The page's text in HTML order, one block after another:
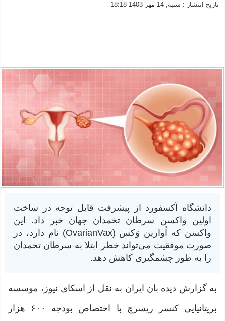
تاریخ انتشار : شنبه, 14 مهر 1403 18:18
دانشگاه آکسفورد از پیشرفت قابل توجه در ساخت
اولین واکسن سرطان تخمدان جهان خبر داد. این
واکسن که اُوارین وَکس (OvarianVax) نام دارد، در
صورت موفقیت می‌تواند خطر ابتلا به سرطان تخمدان
را به طور چشمگیری کاهش دهد.
به گزارش دیده بان ایران به نقل از اسکای نیوز، موسسه
بریتانیایی کنسر ریسرچ با اختصاص بودجه ۶۰۰ هزار